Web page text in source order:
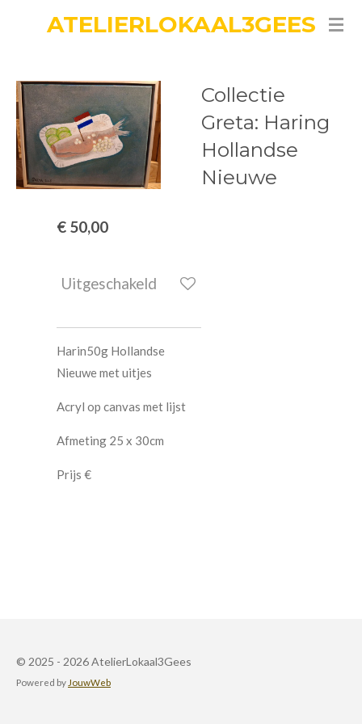
de
hoofdinhoud
ATELIERLOKAAL3GEES
Collectie
Greta: Haring
Hollandse
Nieuwe
€ 50,00
Uitgeschakeld
Harin50g Hollandse
Nieuwe met uitjes
Acryl op canvas met lijst
Afmeting 25 x 30cm
Prijs €
© 2025 - 2026 AtelierLokaal3Gees
Powered by JouwWeb